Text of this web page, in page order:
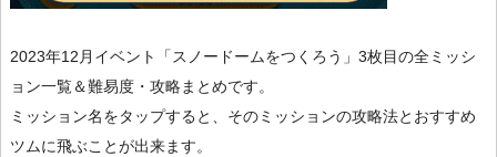
2023年12月イベント「スノードームをつくろう」3枚目の全ミッシ
ョン一覧＆難易度・攻略まとめです。
ミッション名をタップすると、そのミッションの攻略法とおすすめ
ツムに飛ぶことが出来ます。